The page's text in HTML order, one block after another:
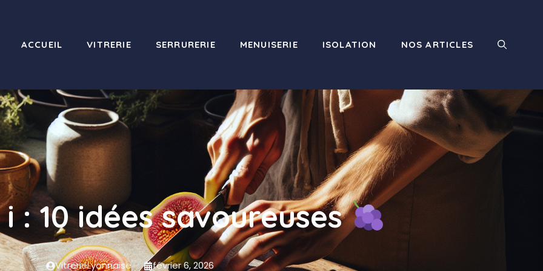
ACCUEIL VITRERIE SERRURERIE MENUISERIE ISOLATION NOS ARTICLES
: 10 idées savoureuses
VitrerieLyonnaise février 6, 2026